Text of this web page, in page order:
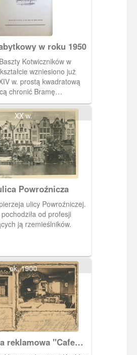
w roku 1950
Kotwiczników w
wzniesiono już
w. prostą kwadratową
chronić Bramę
poprzez którą wiodła
Gdańska ku
na Starym
Grubość murów tej
że początkowo
wznieść basztę znacznie
zrezygnowano
XX w.
Powroźnicza
ulicy Powroźniczej.
od profesji
ją rzemieślników.
ok. 1900
reklamowa "Cafe